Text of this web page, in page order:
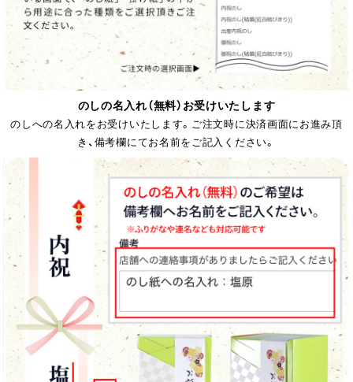
のしの名入れ（無料）お受けいたします
のしへの名入れをお受けいたします。ご注文時に決済画面にお進み頂
き、備考欄にてお名前をご記入ください。